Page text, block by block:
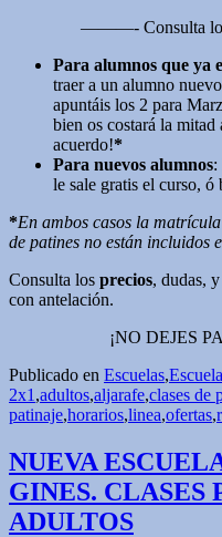
———- Consulta
Para alumnos que ya
traer a un alumno
apuntáis los 2 para
bien os costará la mitad
acuerdo!*
Para nuevos alumnos:
le sale gratis el curso, ó
*En ambos casos la
de patines no están incluidos
Consulta los precios, dudas, y
con antelación.
¡NO DEJES
Publicado en Escuelas,
2x1 ,adultos,aljarafe,clases de
patinaje,horarios,linea,ofertas,
NUEVA
GINES. CLASES
ADULTOS